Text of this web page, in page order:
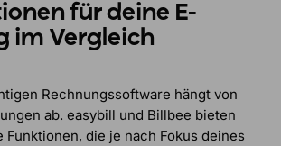
für deine E-
im Vergleich
Rechnungssoftware hängt von
ab. easybill und Billbee bieten
die je nach Fokus deines